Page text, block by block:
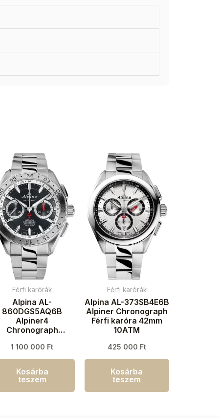
Férfi karórák
Alpina AL-
860DGS5AQ6B
Alpiner4
Chronograph
45mm 10ATM
1 100 000 Ft
Kosárba
teszem
Férfi karórák
Alpina AL-373SB4E6B
Alpiner Chronograph
Férfi karóra 42mm
10ATM
425 000 Ft
Kosárba
teszem